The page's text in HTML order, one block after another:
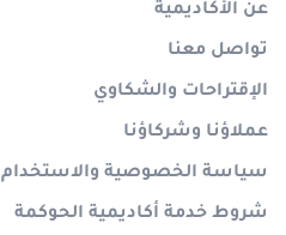
عن الأكاديمية
تواصل معنا
الإقتراحات والشكاوي
عملاؤنا وشركاؤنا
سياسة الخصوصية والاستخدام
شروط خدمة أكاديمية الحوكمة